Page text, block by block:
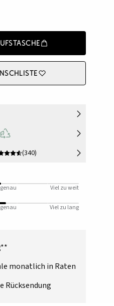
(340)
Viel zu weit
Viel zu lang
monatlich in Raten
Rücksendung